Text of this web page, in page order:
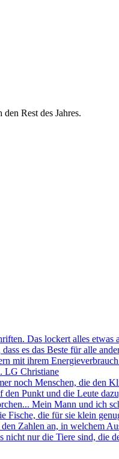
Rest des Jahres.
Das lockert alles etwas
es das Beste für alle
mit ihrem
LG Christiane
noch Menschen, die den
Punkt und die Leute
Mein Mann und ich
die für sie klein
Zahlen an, in welchem
nicht nur die Tiere sind,